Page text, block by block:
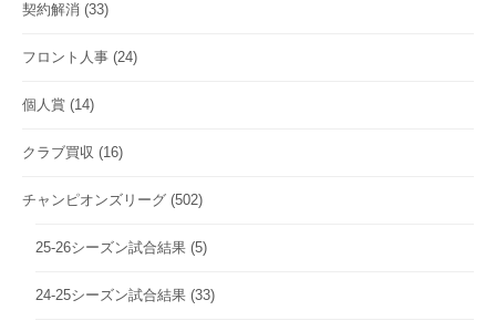
契約解消 (33)
フロント人事 (24)
個人賞 (14)
クラブ買収 (16)
チャンピオンズリーグ (502)
25-26シーズン試合結果 (5)
24-25シーズン試合結果 (33)